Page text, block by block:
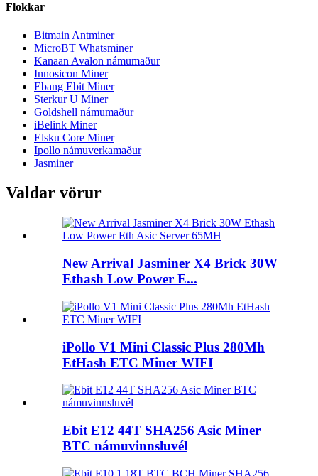
Flokkar
Bitmain Antminer
MicroBT Whatsminer
Kanaan Avalon námumaður
Innosicon Miner
Ebang Ebit Miner
Sterkur U Miner
Goldshell námumaður
iBelink Miner
Elsku Core Miner
Ipollo námuverkamaður
Jasminer
Valdar vörur
New Arrival Jasminer X4 Brick 30W
Ethash Low Power E...
iPollo V1 Mini Classic Plus 280Mh
EtHash ETC Miner WIFI
Ebit E12 44T SHA256 Asic Miner
BTC námuvinnsluvél